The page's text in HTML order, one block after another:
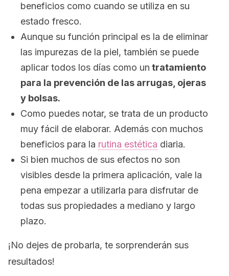
beneficios como cuando se utiliza en su
estado fresco.
Aunque su función principal es la de eliminar
las impurezas de la piel, también se puede
aplicar todos los días como un tratamiento
para la prevención de las arrugas, ojeras
y bolsas.
Como puedes notar, se trata de un producto
muy fácil de elaborar. Además con muchos
beneficios para la rutina estética diaria.
Si bien muchos de sus efectos no son
visibles desde la primera aplicación, vale la
pena empezar a utilizarla para disfrutar de
todas sus propiedades a mediano y largo
plazo.
¡No dejes de probarla, te sorprenderán sus
resultados!